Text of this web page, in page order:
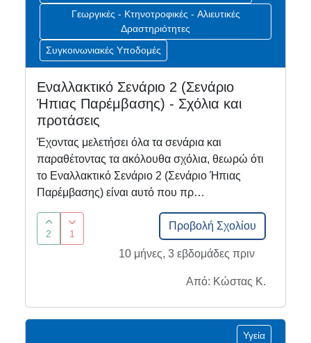
Γεωργικές - Κτηνοτροφικές - Αλιευτικές
Δραστηριότητες
Συγκοινωνιακές Υποδομές
Εναλλακτικό Σενάριο 2 (Σενάριο
Ήπιας Παρέμβασης) - Σχόλια και
προτάσεις
Έχοντας μελετήσει όλα τα σενάρια και
παραθέτοντας τα ακόλουθα σχόλια, θεωρώ ότι
το Εναλλακτικό Σενάριο 2 (Σενάριο Ήπιας
Παρέμβασης) είναι αυτό που πρ…
2 1
Προβολή Σχολίου
10 μήνες, 3 εβδομάδες πριν
Από: Κώστας Κ.
Υγεία